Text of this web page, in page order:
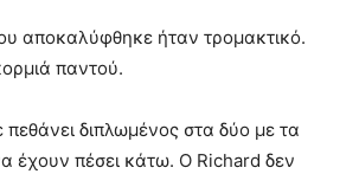
αποκαλύφθηκε ήταν τρομακτικό.
παντού.
διπλωμένος στα δύο με τα
έχουν πέσει κάτω. Ο Richard δεν